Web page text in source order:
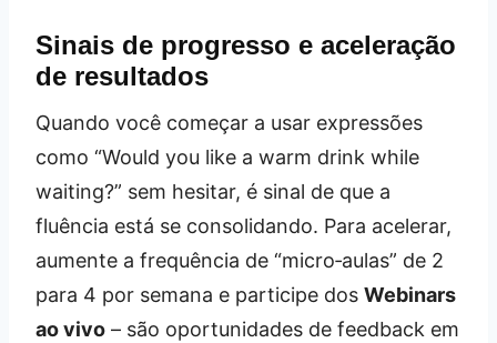
Sinais de progresso e aceleração
de resultados
Quando você começar a usar expressões
como “Would you like a warm drink while
waiting?” sem hesitar, é sinal de que a
fluência está se consolidando. Para acelerar,
aumente a frequência de “micro‑aulas” de 2
para 4 por semana e participe dos Webinars
ao vivo – são oportunidades de feedback em